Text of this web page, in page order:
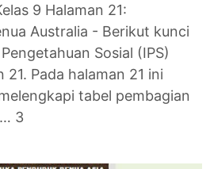
9 Halaman 21:
Australia - Berikut kunci
Sosial (IPS)
21. Pada halaman 21 ini
tabel pembagian
3